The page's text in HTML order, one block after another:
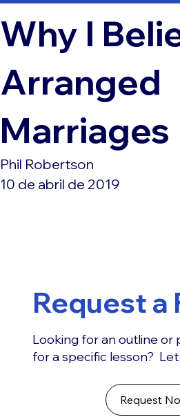
Why I
Arranged
Marriages
Phil Robertson
10 de abril de 2019
Request a
Looking for an outline or
for a specific lesson? Let
Request